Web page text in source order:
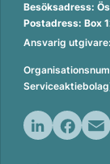
Besöksadress:
Postadress: Box
Ansvarig